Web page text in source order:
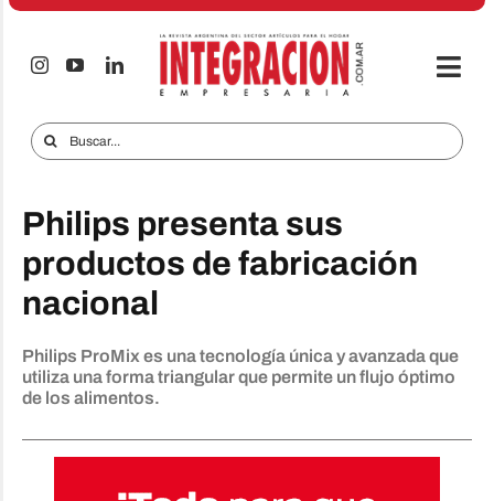
Saltar
Audio & TV
iTECNO
Celulares
Informes Especiales
Buscar:
Philips presenta sus
productos de fabricación
nacional
Philips ProMix es una tecnología única y avanzada que
utiliza una forma triangular que permite un flujo óptimo
de los alimentos.